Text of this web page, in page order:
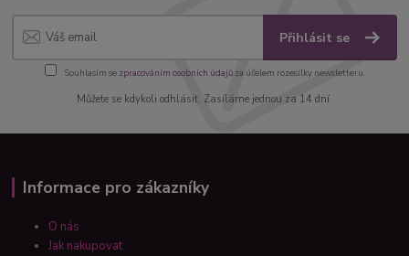
Přihlásit se
Souhlasím se zpracováním osobních údajůza účelem rozesílky newsletteru.
Můžete se kdykoli odhlásit. Zasíláme jednou za 14 dní.
Informace pro zákazníky
O nás
Jak nakupovat